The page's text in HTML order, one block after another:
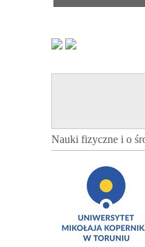
Nauki fizyczne i o